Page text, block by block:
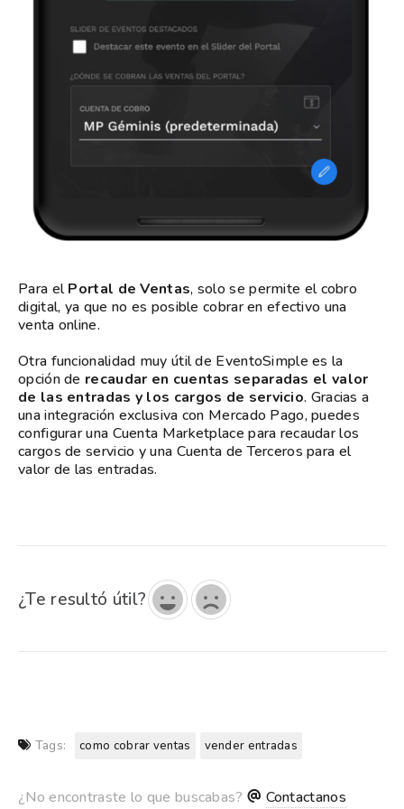
Para elPortal de Ventas, solo se permite el cobro
digital, ya que no es posible cobrar en efectivo una
venta online.
Otra funcionalidad muy útil de EventoSimple es la
opción de recaudar en cuentas separadas el valor
de las entradas y los cargos de servicio. Gracias a
una integración exclusiva con Mercado Pago, puedes
configurar una Cuenta Marketplace para recaudar los
cargos de servicio y una Cuenta de Terceros para el
valor de las entradas.
¿Te resultó útil?
Tags: como cobrar ventas vender entradas
¿No encontraste lo que buscabas? Contactanos